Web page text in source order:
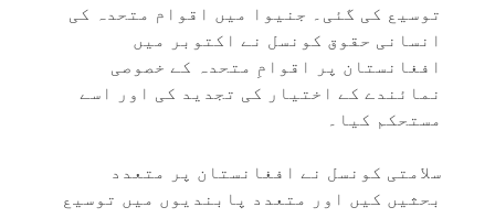
توسیع کی گئی۔ جنیوا میں اقوام متحدہ کی
انسانی حقوق کونسل نے اکتوبر میں
افغانستان پر اقوامِ متحدہ کے خصوصی
نمائندے کے اختیار کی تجدید کی اور اسے
مستحکم کیا۔
سلامتی کونسل نے افغانستان پر متعدد
بحثیں کیں اور متعدد پابندیوں میں توسیع